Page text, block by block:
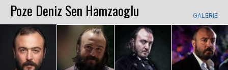
Poze Deniz Sen Hamzaoglu GALERIE